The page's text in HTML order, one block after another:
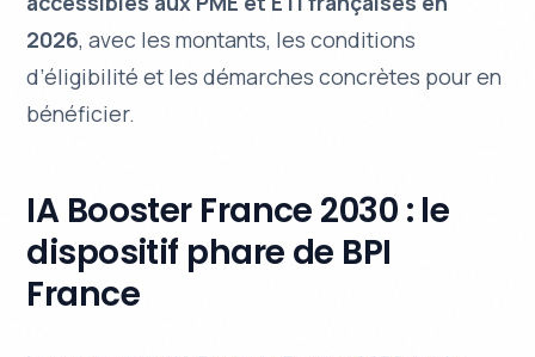
2026, avec les montants, les conditions
d’éligibilité et les démarches concrètes pour en
bénéficier.
IA Booster France 2030 : le
dispositif phare de BPI
France